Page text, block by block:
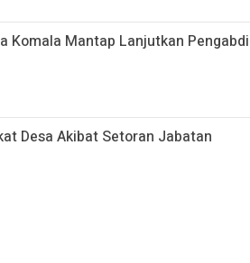
Komala Mantap Lanjutkan
Desa Akibat Setoran Jabatan